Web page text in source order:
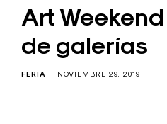
Art
de galerías
FERIA NOVIEMBRE 29, 2019